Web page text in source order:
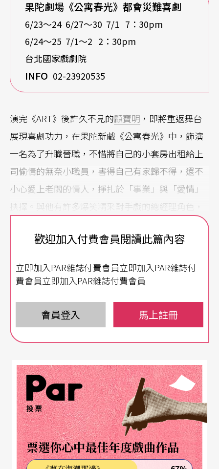
果陀劇場《公寓春光》都會災難喜劇
6/23〜24 6/27〜30 7/1 7：30pm
6/24〜25 7/1〜2 2：30pm
台北國家戲劇院
INFO 02-23920535
演完《ART》後許久不見的顧寶明 ，即將重返舞台
展現喜劇功力，在果陀新戲《公寓春光》中，飾演
一名為了升職晉職，不惜將自己的小套房出租給上
司偷情的無奈小職員，害得自己有家歸不得，還不
小心愛上老闆的情人，掙扎於「事業」與「愛情」
抉擇。與他有許多爆笑精采對手戲的總經理角色，
飾演，兩代喜劇翹楚同
台飆戲，攜手呈現這齣描述都會男女情愛的強效喜
反映職場的明爭暗鬥與淫亂關係
《公寓春光》改編自一九六○年奧斯卡最佳原著劇
本The Apartment，舞台場景從半世紀前的美國搬
之間的情愛、部屬關係，交互發展出各式各樣的外
遇、利用、濫權、自殺事件，恰好就是台灣每日社
會版的故事濃縮。導演梁志民說，《公寓春光》雖
是喜劇玩法，卻是齣十足寫實的「災難片」，赤裸
反映出現今職場的明爭暗鬥與淫亂關係，「我們還
為戲作了『上班族偷情市調』，發現賓館的兩大熱
歡迎加入付費會員閱讀此篇內容
立即加入PAR雜誌付費會員立即加入PAR雜誌付
費會員立即加入PAR雜誌付費會員
會員登入 馬上註冊
投票
票選你心中最佳年度戲曲作品